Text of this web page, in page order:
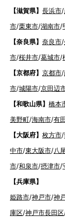
【滋賀県】 長浜市/
市/栗東市/湖南市/
【奈良県】 奈良市/
市/桜井市/葛城市/
【京都府】 京都市/
市/城陽市/京田辺
【和歌山県】 橋本
美野町/海南市/有
【大阪府】 枚方市/
中市/東大阪市/八
市/和泉市/摂津市/
【兵庫県】
姫路市/神戸市/神
庫区/神戸市長田区